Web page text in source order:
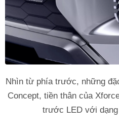
Nhìn từ phía trước, những
Concept, tiền thân của
trước LED với